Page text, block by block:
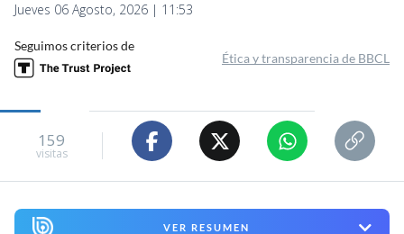
Jueves 06 Agosto, 2026 | 11:53
Seguimos criterios de
Ética y transparencia de BBCL
159
visitas
VER RESUMEN